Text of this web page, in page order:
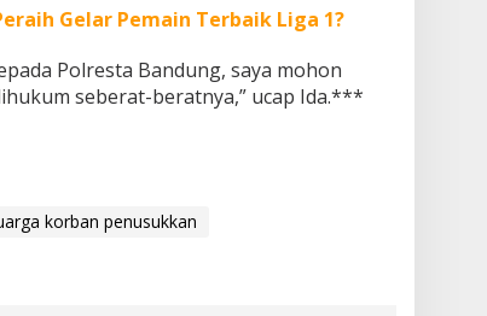
Gelar Pemain Terbaik Liga 1?
Polresta Bandung, saya mohon
seberat-beratnya,” ucap Ida.***
korban penusukkan